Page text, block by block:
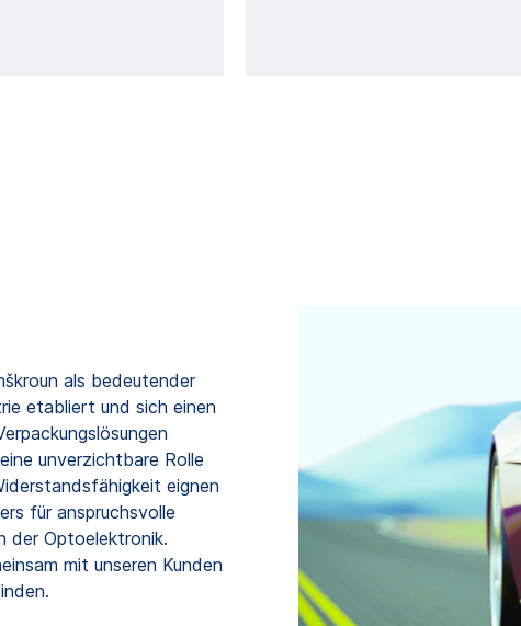
als bedeutender
etabliert und sich einen
unverzichtbare Rolle
eignen
für anspruchsvolle
der Optoelektronik.
mit unseren Kunden